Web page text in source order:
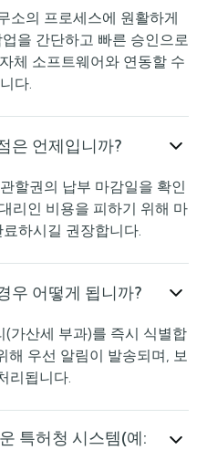
소의 프로세스에 원활하게
을 간단하고 빠른 승인으로
체 소프트웨어와 연동할 수
다.
은 언제입니까?
할권의 납부 마감일을 확인
리인 비용을 피하기 위해 마
하시길 권장합니다.
우 어떻게 됩니까?
가산세 부과)를 즉시 식별합
해 우선 알림이 발송되며, 보
리됩니다.
특허청 시스템(예: